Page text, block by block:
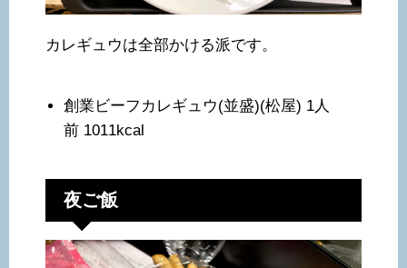
カレギュウは全部かける派です。
創業ビーフカレギュウ(並盛)(松屋) 1人
前 1011kcal
夜ご飯